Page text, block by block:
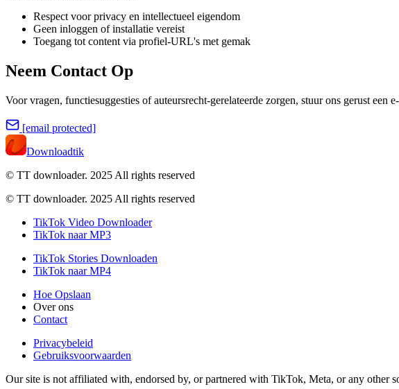
Respect voor privacy en intellectueel eigendom
Geen inloggen of installatie vereist
Toegang tot content via profiel-URL's met gemak
Neem Contact Op
Voor vragen, functiesuggesties of auteursrecht-gerelateerde zorgen, stuur ons gerust een
[email protected]
Downloadtik
© TT downloader. 2025 All rights reserved
© TT downloader. 2025 All rights reserved
TikTok Video Downloader
TikTok naar MP3
TikTok Stories Downloaden
TikTok naar MP4
Hoe Opslaan
Over ons
Contact
Privacybeleid
Gebruiksvoorwaarden
Our site is not affiliated with, endorsed by, or partnered with TikTok, Meta, or any other